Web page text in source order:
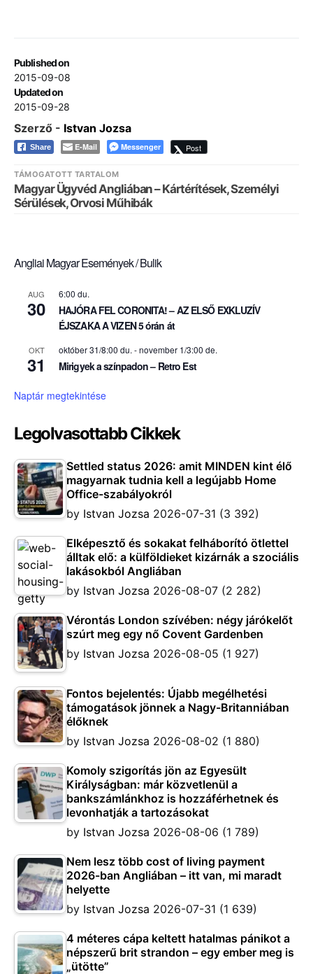
Published on
2015-09-08
Updated on
2015-09-28
Szerző - Istvan Jozsa
Share E-Mail Messenger Post
TÁMOGATOTT TARTALOM
Magyar Ügyvéd Angliában – Kártérítések, Személyi
Sérülések, Orvosi Műhibák
Angliai Magyar Események / Bulik
AUG
30
6:00 du.
HAJÓRA FEL CORONITA! – AZ ELSŐ EXKLUZÍV
ÉJSZAKA A VIZEN 5 órán át
OKT
31
október 31/8:00 du. -november 1/3:00 de.
Mirigyek a színpadon – Retro Est
Naptár megtekintése
Legolvasottabb Cikkek
Settled status 2026: amit MINDEN kint élő
magyarnak tudnia kell a legújabb Home
Office-szabályokról
by Istvan Jozsa 2026-07-31 (3 392)
Elképesztő és sokakat felháborító ötlettel
álltak elő: a külföldieket kizárnák a szociális
lakásokból Angliában
by Istvan Jozsa 2026-08-07 (2 282)
Vérontás London szívében: négy járókelőt
szúrt meg egy nő Covent Gardenben
by Istvan Jozsa 2026-08-05 (1 927)
Fontos bejelentés: Újabb megélhetési
támogatások jönnek a Nagy-Britanniában
élőknek
by Istvan Jozsa 2026-08-02 (1 880)
Komoly szigorítás jön az Egyesült
Királyságban: már közvetlenül a
bankszámlánkhoz is hozzáférhetnek és
levonhatják a tartozásokat
by Istvan Jozsa 2026-08-06 (1 789)
Nem lesz több cost of living payment
2026-ban Angliában – itt van, mi maradt
helyette
by Istvan Jozsa 2026-07-31 (1 639)
4 méteres cápa keltett hatalmas pánikot a
népszerű brit strandon – egy ember meg is
„ütötte”